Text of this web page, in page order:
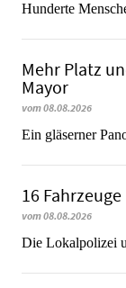
Hunderte
Mehr Platz
Mayor
vom 08.08.2026
Ein gläserner
16
vom 08.08.2026
Die Lokalpolizei